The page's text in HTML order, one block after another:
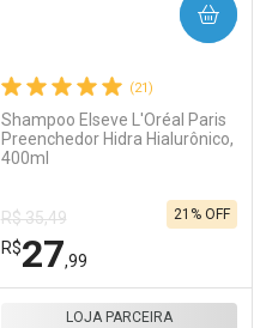
(21)
Shampoo Elseve L'Oréal Paris
Preenchedor Hidra Hialurônico,
400ml
R$ 35,49
R$27,99
21% OFF
COMPRAR
LOJA PARCEIRA